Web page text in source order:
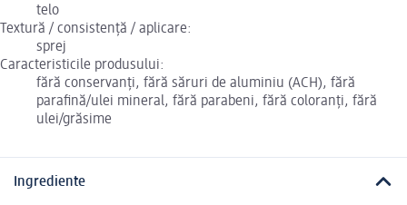
telo
Textură / consistență / aplicare:
sprej
Caracteristicile produsului:
fără conservanți, fără săruri de aluminiu (ACH), fără
parafină/ulei mineral, fără parabeni, fără coloranți, fără
ulei/grăsime
Ingrediente